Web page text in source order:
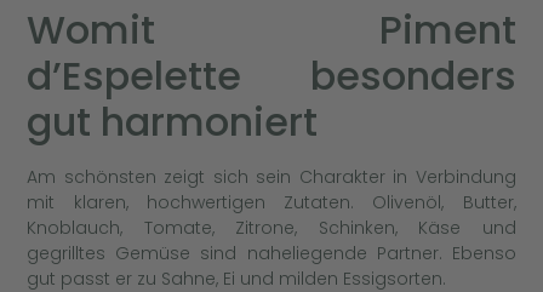
Womit Piment
d’Espelette besonders
gut harmoniert
Am schönsten zeigt sich sein Charakter in Verbindung
mit klaren, hochwertigen Zutaten. Olivenöl, Butter,
Knoblauch, Tomate, Zitrone, Schinken, Käse und
gegrilltes Gemüse sind naheliegende Partner. Ebenso
gut passt er zu Sahne, Ei und milden Essigsorten.